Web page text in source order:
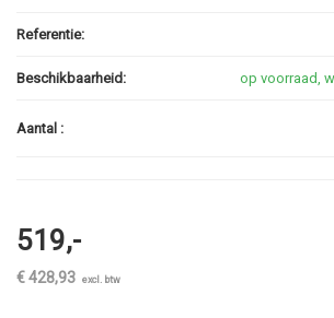
Referentie:
Beschikbaarheid: op voorraad,
Aantal :
519,-
€ 428,93 excl. btw